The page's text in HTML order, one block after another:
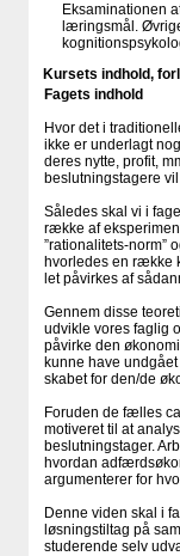
Eksaminationen
læringsmål.
Kursets indhold,
Fagets indhold
Hvor det i
ikke er underlagt
deres nytte, profit,
beslutningstagere
Således skal vi i
række af
”rationalitets-norm”
hvorledes en række
let påvirkes af
Gennem disse
udvikle vores faglig
påvirke den
kunne have
skabet for den/de
Foruden de fælles
motiveret til at
beslutningstager.
hvordan
argumenterer for
Denne viden skal i
løsningstiltag på
studerende selv